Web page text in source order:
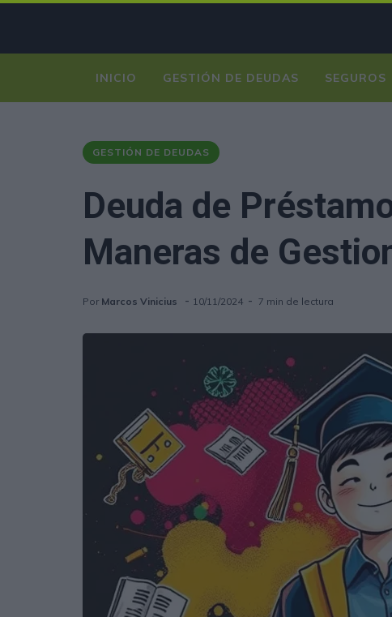
INICIO GESTIÓN DE DEUDAS SEGUROS
GESTIÓN DE DEUDAS
Deuda de
Maneras de
Por Marcos Vinicius 10/11/2024 7 min de lectura